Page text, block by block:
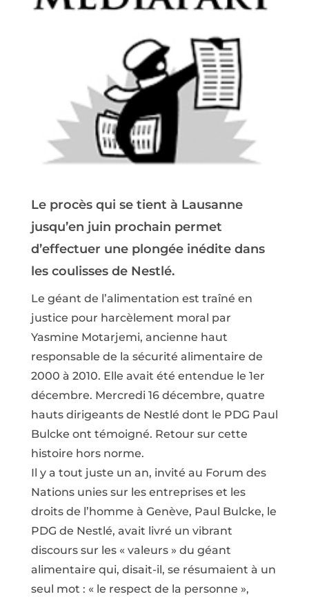
Le procès qui se tient à Lausanne
jusqu’en juin prochain permet
d’effectuer une plongée inédite dans
les coulisses de Nestlé.
Le géant de l’alimentation est traîné en
justice pour harcèlement moral par
Yasmine Motarjemi, ancienne haut
responsable de la sécurité alimentaire de
2000 à 2010. Elle avait été entendue le 1er
décembre. Mercredi 16 décembre, quatre
hauts dirigeants de Nestlé dont le PDG Paul
Bulcke ont témoigné. Retour sur cette
histoire hors norme.
Il y a tout juste un an, invité au Forum des
Nations unies sur les entreprises et les
droits de l’homme à Genève, Paul Bulcke, le
PDG de Nestlé, avait livré un vibrant
discours sur les « valeurs » du géant
alimentaire qui, disait-il, se résumaient à un
seul mot : « le respect de la personne »,